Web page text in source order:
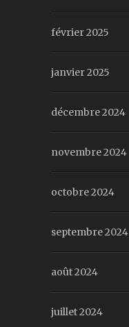
février 2025
janvier 2025
décembre 2024
novembre 2024
octobre 2024
septembre 2024
août 2024
juillet 2024